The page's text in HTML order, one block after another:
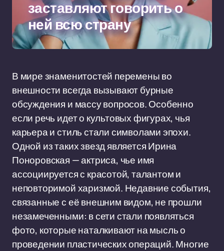
заставляют говорить о
ней всю страну
В мире знаменитостей перемены во
внешности всегда вызывают бурные
обсуждения и массу вопросов. Особенно
если речь идет о культовых фигурах, чья
карьера и стиль стали символами эпохи.
Одной из таких звезд является Ирина
Поноровская — актриса, чье имя
ассоциируется с красотой, талантом и
неповторимой харизмой. Недавние события,
связанные с её внешним видом, не прошли
незамеченными: в сети стали появляться
фото, которые наталкивают на мысль о
проведении пластических операций. Многие